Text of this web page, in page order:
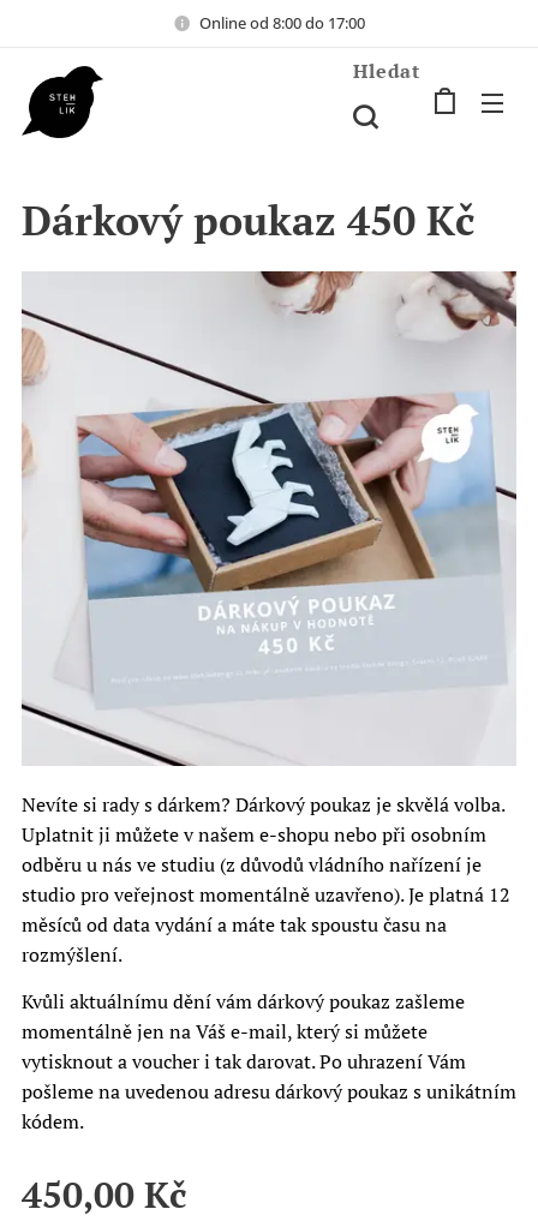
Online od 8:00 do 17:00
Hledat
Dárkový poukaz 450 Kč
Nevíte si rady s dárkem? Dárkový poukaz je skvělá volba.
Uplatnit ji můžete v našem e-shopu nebo při osobním
odběru u nás ve studiu (z důvodů vládního nařízení je
studio pro veřejnost momentálně uzavřeno). Je platná 12
měsíců od data vydání a máte tak spoustu času na
rozmýšlení.
Kvůli aktuálnímu dění vám dárkový poukaz zašleme
momentálně jen na Váš e-mail, který si můžete
vytisknout a voucher i tak darovat. Po uhrazení Vám
pošleme na uvedenou adresu dárkový poukaz s unikátním
kódem.
450,00 Kč